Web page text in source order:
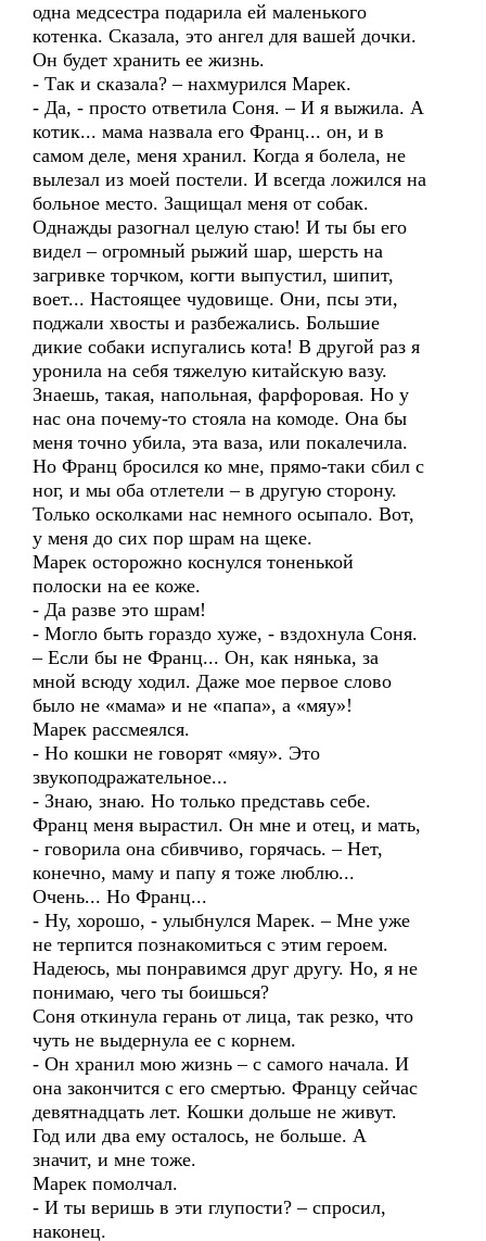
одна медсестра подарила ей маленького
котенка. Сказала, это ангел для вашей дочки.
Он будет хранить ее жизнь.
- Так и сказала? – нахмурился Марек.
- Да, - просто ответила Соня. – И я выжила. А
котик... мама назвала его Франц... он, и в
самом деле, меня хранил. Когда я болела, не
вылезал из моей постели. И всегда ложился на
больное место. Защищал меня от собак.
Однажды разогнал целую стаю! И ты бы его
видел – огромный рыжий шар, шерсть на
загривке торчком, когти выпустил, шипит,
воет... Настоящее чудовище. Они, псы эти,
поджали хвосты и разбежались. Большие
дикие собаки испугались кота! В другой раз я
уронила на себя тяжелую китайскую вазу.
Знаешь, такая, напольная, фарфоровая. Но у
нас она почему-то стояла на комоде. Она бы
меня точно убила, эта ваза, или покалечила.
Но Франц бросился ко мне, прямо-таки сбил с
ног, и мы оба отлетели – в другую сторону.
Только осколками нас немного осыпало. Вот,
у меня до сих пор шрам на щеке.
Марек осторожно коснулся тоненькой
полоски на ее коже.
- Да разве это шрам!
- Могло быть гораздо хуже, - вздохнула Соня.
– Если бы не Франц... Он, как нянька, за
мной всюду ходил. Даже мое первое слово
было не «мама» и не «папа», а «мяу»!
Марек рассмеялся.
- Но кошки не говорят «мяу». Это
звукоподражательное...
- Знаю, знаю. Но только представь себе.
Франц меня вырастил. Он мне и отец, и мать,
- говорила она сбивчиво, горячась. – Нет,
конечно, маму и папу я тоже люблю...
Очень... Но Франц...
- Ну, хорошо, - улыбнулся Марек. – Мне уже
не терпится познакомиться с этим героем.
Надеюсь, мы понравимся друг другу. Но, я не
понимаю, чего ты боишься?
Соня откинула герань от лица, так резко, что
чуть не выдернула ее с корнем.
- Он хранил мою жизнь – с самого начала. И
она закончится с его смертью. Францу сейчас
девятнадцать лет. Кошки дольше не живут.
Год или два ему осталось, не больше. А
значит, и мне тоже.
Марек помолчал.
- И ты веришь в эти глупости? – спросил,
наконец.